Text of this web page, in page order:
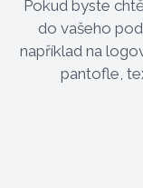
Pokud byste
do vašeho
například na
pantofle,